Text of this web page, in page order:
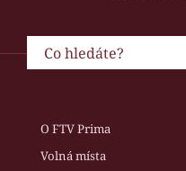
O FTV Prima
Volná místa